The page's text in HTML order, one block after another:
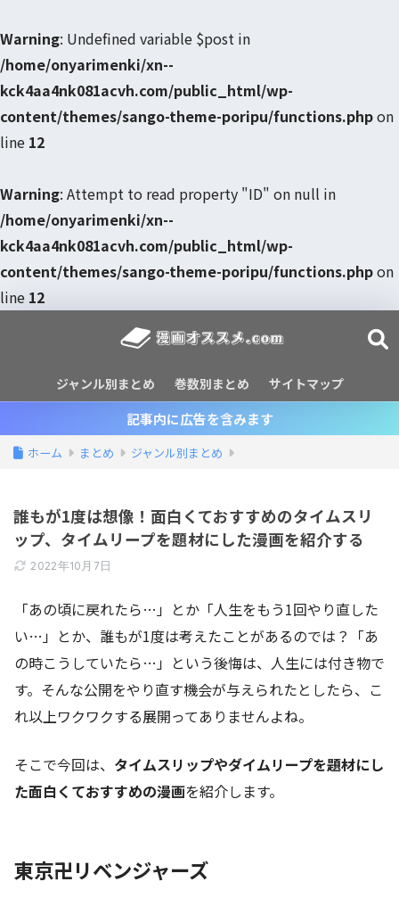
Warning: Undefined variable $post in
/home/onyarimenki/xn--
kck4aa4nk081acvh.com/public_html/wp-
content/themes/sango-theme-poripu/functions.phpon
line 12
Warning: Attempt to read property "ID" on null in
/home/onyarimenki/xn--
kck4aa4nk081acvh.com/public_html/wp-
content/themes/sango-theme-poripu/functions.phpon
line 12
ジャンル別まとめ 巻数別まとめ サイトマップ
記事内に広告を含みます
ホーム まとめ ジャンル別まとめ
誰もが1度は想像！面白くておすすめのタイムスリ
ップ、タイムリープを題材にした漫画を紹介する
2022年10月7日
「あの頃に戻れたら…」とか「人生をもう1回やり直した
い…」とか、誰もが1度は考えたことがあるのでは？「あ
の時こうしていたら…」という後悔は、人生には付き物で
す。そんな公開をやり直す機会が与えられたとしたら、こ
れ以上ワクワクする展開ってありませんよね。
そこで今回は、 タイムスリップやダイムリープを題材にし
た面白くておすすめの漫画を紹介します。
東京卍リベンジャーズ